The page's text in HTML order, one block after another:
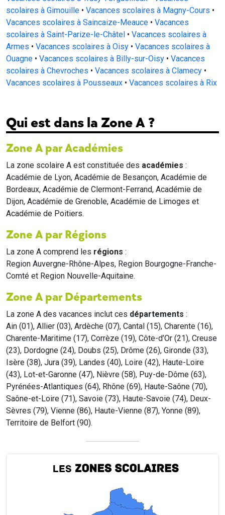
scolaires à Gimouille • Vacances scolaires à Magny-Cours •
Vacances scolaires à Saincaize-Meauce • Vacances
scolaires à Saint-Parize-le-Châtel • Vacances scolaires à
Armes • Vacances scolaires à Oisy • Vacances scolaires à
Ouagne • Vacances scolaires à Billy-sur-Oisy • Vacances
scolaires à Chevroches • Vacances scolaires à Clamecy •
Vacances scolaires à Pousseaux • Vacances scolaires à Rix
Qui est dans la Zone A ?
Zone A par Académies
La zone scolaire A est constituée des académies :
Académie de Lyon, Académie de Besançon, Académie de
Bordeaux, Académie de Clermont-Ferrand, Académie de
Dijon, Académie de Grenoble, Académie de Limoges et
Académie de Poitiers.
Zone A par Régions
La zone A comprend les régions :
Region Auvergne-Rhône-Alpes, Region Bourgogne-Franche-
Comté et Region Nouvelle-Aquitaine.
Zone A par Départements
La zone A des vacances inclut ces départements :
Ain (01), Allier (03), Ardèche (07), Cantal (15), Charente (16),
Charente-Maritime (17), Corrèze (19), Côte-d’Or (21), Creuse
(23), Dordogne (24), Doubs (25), Drôme (26), Gironde (33),
Isère (38), Jura (39), Landes (40), Loire (42), Haute-Loire
(43), Lot-et-Garonne (47), Nièvre (58), Puy-de-Dôme (63),
Pyrénées-Atlantiques (64), Rhône (69), Haute-Saône (70),
Saône-et-Loire (71), Savoie (73), Haute-Savoie (74), Deux-
Sèvres (79), Vienne (86), Haute-Vienne (87), Yonne (89),
Territoire de Belfort (90).